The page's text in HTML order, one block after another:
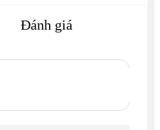
Đánh giá